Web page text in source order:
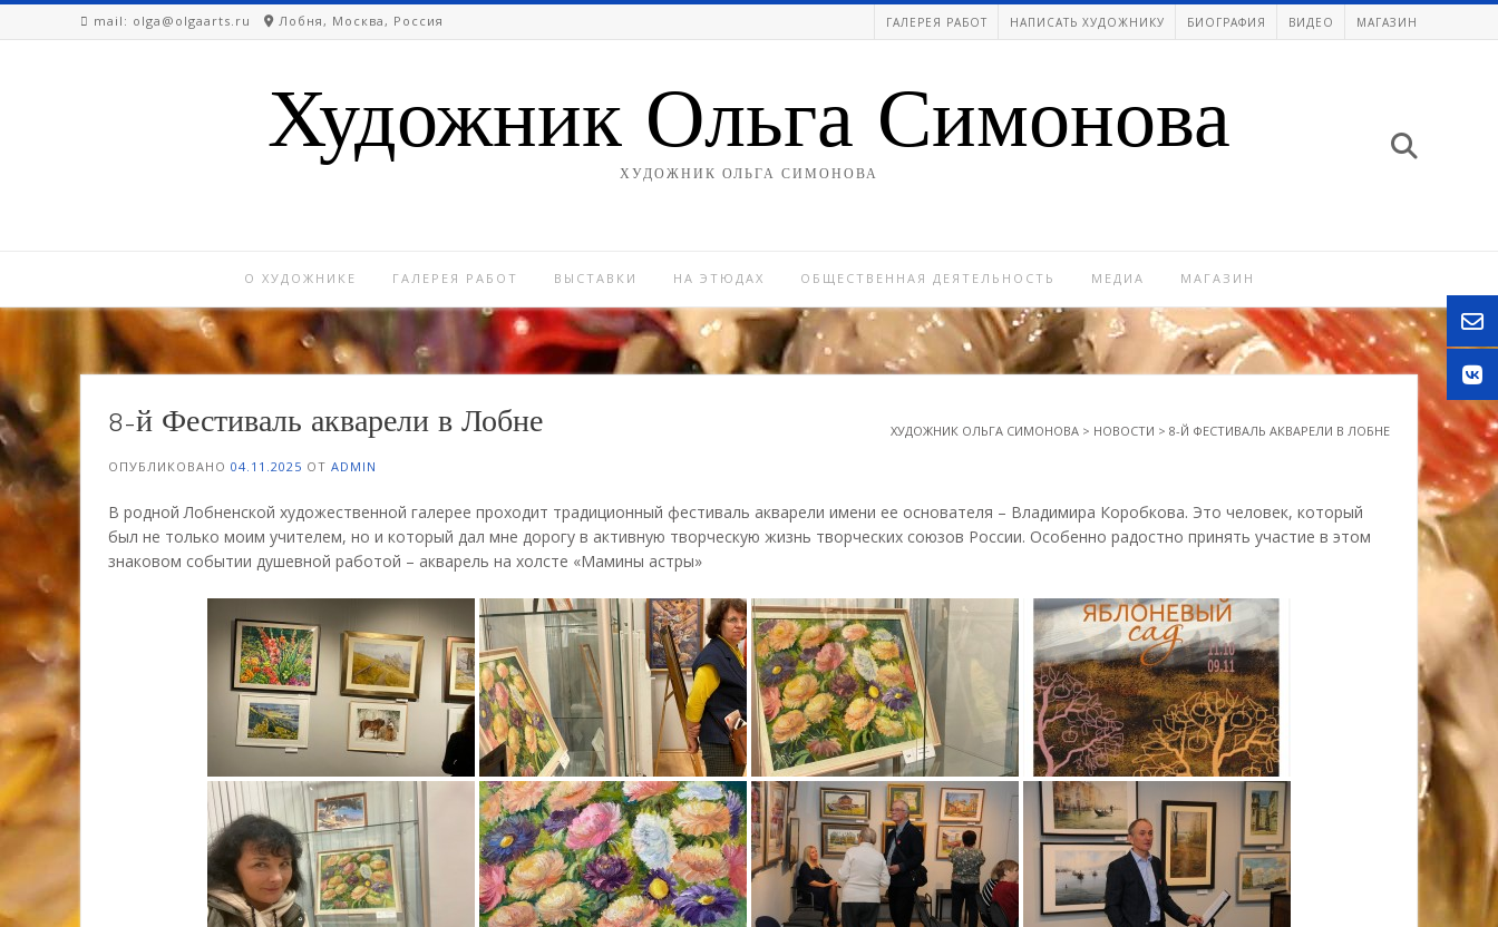
Перейти
к
mail: olga@olgaarts.ru Лобня, Москва, Россия ГАЛЕРЕЯ РАБОТ НАПИСАТЬ ХУДОЖНИКУ БИОГРАФИЯ ВИДЕО МАГАЗИН
Художник Ольга Симонова
ХУДОЖНИК ОЛЬГА СИМОНОВА
О ХУДОЖНИКЕ ГАЛЕРЕЯ РАБОТ ВЫСТАВКИ НА ЭТЮДАХ ОБЩЕСТВЕННАЯ ДЕЯТЕЛЬНОСТЬ МЕДИА МАГАЗИН
8-й Фестиваль акварели в Лобне ХУДОЖНИК ОЛЬГА СИМОНОВА > НОВОСТИ > 8-Й ФЕСТИВАЛЬ АКВАРЕЛИ В ЛОБНЕ
ОПУБЛИКОВАНО 04.11.2025 ОТ ADMIN
В родной Лобненской художественной галерее проходит традиционный фестиваль акварели имени ее основателя – Владимира Коробкова. Это человек, который
был не только моим учителем, но и который дал мне дорогу в активную творческую жизнь творческих союзов России. Особенно радостно принять участие в этом
знаковом событии душевной работой – акварель на холсте «Мамины астры»